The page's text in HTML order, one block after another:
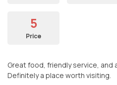
5
Price
Great food, friendly service, and
Definitely a place worth visiting.